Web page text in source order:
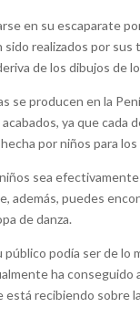
en su escaparate
realizados por
de los dibujos de
se producen en la
ya que cada
por niños para
sea
además, puedes
de danza.
podía ser de
ha conseguido
está recibiendo sobre